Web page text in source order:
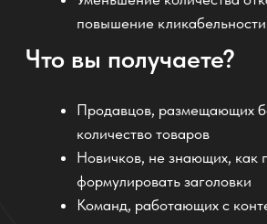
"Заголовки от нейросети помогли поднять